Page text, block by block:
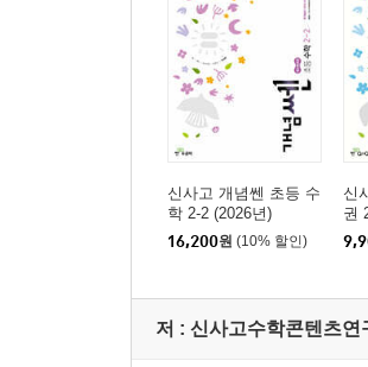
신사고 개념쎈 초등 수
학 2-2 (2026년)
16,200원 (10% 할인)
신
권
저 : 신사고수학콘텐츠연